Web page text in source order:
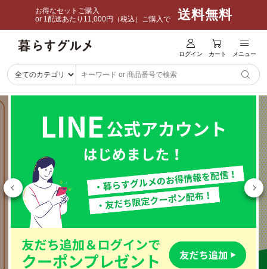
お得なセットご購入
or 1配送あたり11,000円（税込）ご購入で
送料無料
ログイン カート メニュー